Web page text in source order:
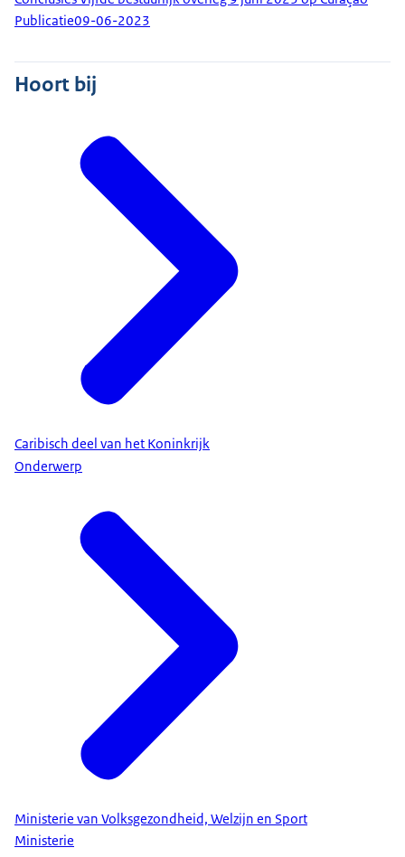
Publicatie09-06-2023
Hoort bij
Caribisch deel van het Koninkrijk
Onderwerp
Ministerie van Volksgezondheid, Welzijn en Sport
Ministerie